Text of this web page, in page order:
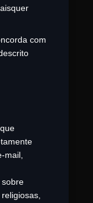
com
mail,
sobre